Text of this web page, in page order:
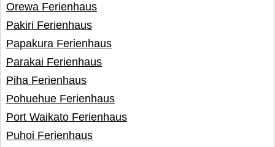
Orewa Ferienhaus
Pakiri Ferienhaus
Papakura Ferienhaus
Parakai Ferienhaus
Piha Ferienhaus
Pohuehue Ferienhaus
Port Waikato Ferienhaus
Puhoi Ferienhaus